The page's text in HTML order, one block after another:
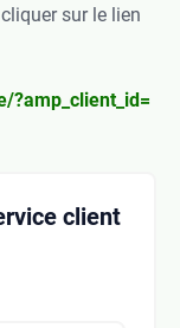
sur le lien
?amp_client_id=
client